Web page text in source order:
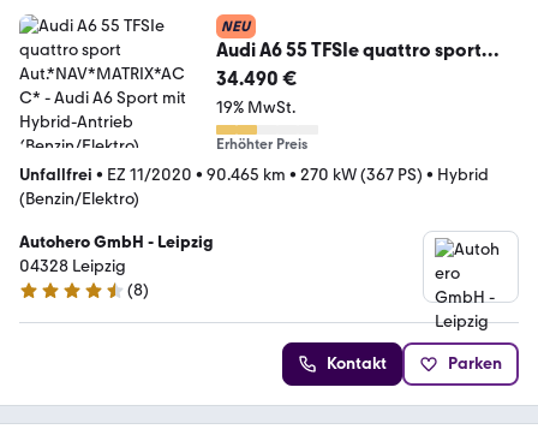
NEU
Audi A6 55 TFSIe quattro sport
Aut.*NAV*MATRIX*ACC*
34.490 €
19% MwSt.
Erhöhter Preis
Unfallfrei • EZ 11/2020 • 90.465 km • 270 kW (367 PS) • Hybrid
(Benzin/Elektro)
Autohero GmbH - Leipzig
04328 Leipzig
4.3 Sterne
(8)
Kontakt Parken